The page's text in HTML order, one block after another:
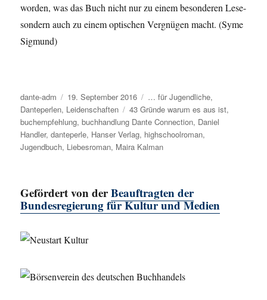
worden, was das Buch nicht nur zu einem besonderen Lese-
sondern auch zu einem optischen Vergnügen macht. (Syme
Sigmund)
Autor
dante-adm
Veröffentlicht
am
19. September 2016 Kategorien
… für Jugendliche,
Danteperlen, Leidenschaften Schlagwörter
43 Gründe warum es aus ist,
buchempfehlung,buchhandlung Dante Connection, Daniel
Handler,danteperle, Hanser Verlag, highschoolroman,
Jugendbuch, Liebesroman, Maira Kalman
Gefördert von derBeauftragten der
Bundesregierung für Kultur und Medien